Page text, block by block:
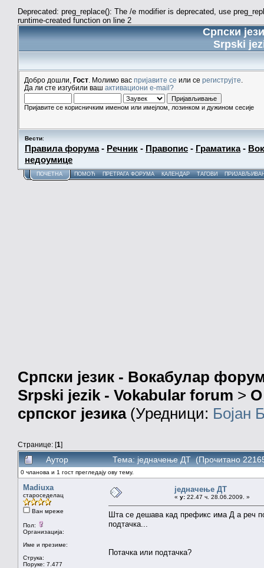
Deprecated: preg_replace(): The /e modifier is deprecated, use
runtime-created function on line 2
Српски
Srpski
Добро дошли, Гост . Молимо вас пријавите се или се региструјте
Да ли сте изгубили ваш активациони e-mail?
Пријавите се корисничким именом или имејлом, лозинком и дужином сесије
Вести:
Правила форума- Речник - Правопис - Граматика-
недоумице
ПОЧЕТНА ПОМОЋ ПРЕТРАГА ФОРУМА КАЛЕНДАР ТАГОВИ
Српски језик - Вокабулар
Srpski jezik - Vokabular forum > О
српског језика(Уредници: Бојан
Странице: [1]
Аутор Тема: једначење ДТ (Прочитано
0 чланова и 1 гост прегледају ову тему.
Madiuxa
староседелац
Ван мреже
Пол:
Организација:
Име и презиме:
Струка:
Поруке: 7.477
једначење ДТ
« у: 22.47 ч. 28.06.2009. »
Шта се дешава кад префикс има Д а реч
подтачка...
Потачка или подтачка?